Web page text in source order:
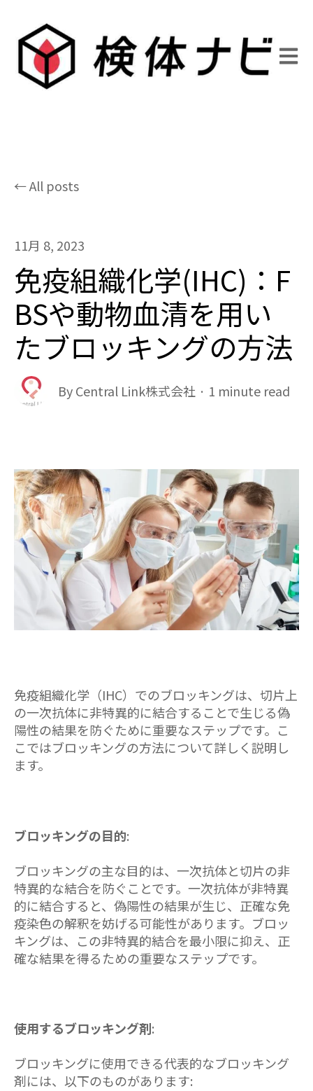
All posts
11月 8, 2023
免疫組織化学(IHC)：F
BSや動物血清を用い
たブロッキングの方法
ByCentral Link株式会社· 1 minute read
免疫組織化学（IHC）でのブロッキングは、切片上
の一次抗体に非特異的に結合することで生じる偽
陽性の結果を防ぐために重要なステップです。こ
こではブロッキングの方法について詳しく説明し
ます。
ブロッキングの目的:
ブロッキングの主な目的は、一次抗体と切片の非
特異的な結合を防ぐことです。一次抗体が非特異
的に結合すると、偽陽性の結果が生じ、正確な免
疫染色の解釈を妨げる可能性があります。ブロッ
キングは、この非特異的結合を最小限に抑え、正
確な結果を得るための重要なステップです。
使用するブロッキング剤:
ブロッキングに使用できる代表的なブロッキング
剤には、以下のものがあります: